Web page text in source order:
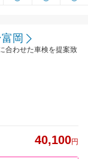
岡
合わせた車検を提案致
40,100円